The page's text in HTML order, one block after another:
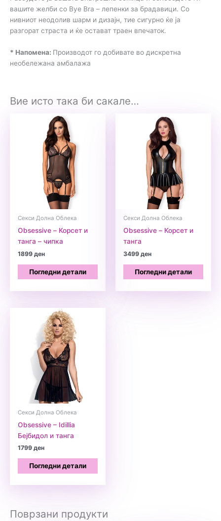
вашите желби со Bye Bra – лепенки за брадавици. Со
нивниот неодолив шарм и дизајн, тие сигурно ќе ја
разгорат страста и ќе остават траен впечаток.
* Напомена: Производот го добивате во дискретна
необележана амбалажа
Вие исто така би сакале…
Секси Долна Облека
Obsessive – Корсет и
танга – чипка
1899ден
Погледни детали
Секси Долна Облека
Obsessive – Корсет и
танга
3499ден
Погледни детали
Секси Долна Облека
Obsessive – Idillia
Бејбидол и танга
1799ден
Погледни детали
Поврзани продукти